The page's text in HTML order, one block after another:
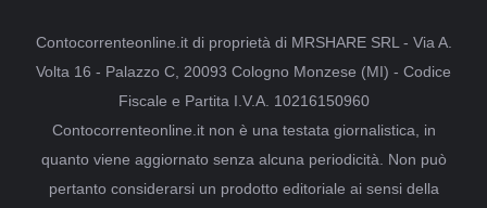
Contocorrenteonline.it di proprietà di MRSHARE SRL - Via A.
Volta 16 - Palazzo C, 20093 Cologno Monzese (MI) - Codice
Fiscale e Partita I.V.A. 10216150960
Contocorrenteonline.it non è una testata giornalistica, in
quanto viene aggiornato senza alcuna periodicità. Non può
pertanto considerarsi un prodotto editoriale ai sensi della